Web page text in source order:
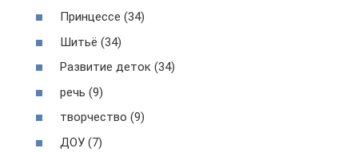
Принцессе (34)
Шитьё (34)
Развитие деток (34)
речь (9)
творчество (9)
ДОУ (7)